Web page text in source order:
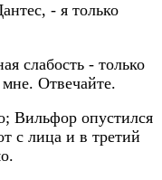
- я только
слабость - только
Отвечайте.
Вильфор опустился
с лица и в третий